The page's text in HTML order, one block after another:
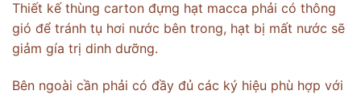
Thiết kế thùng carton đựng hạt macca phải có thông
gió để tránh tụ hơi nước bên trong, hạt bị mất nước sẽ
giảm gía trị dinh dưỡng.
Bên ngoài cần phải có đầy đủ các ký hiệu phù hợp với